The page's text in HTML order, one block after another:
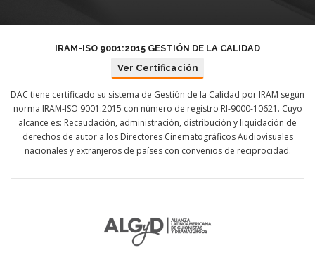
IRAM-ISO 9001:2015 GESTIÓN DE LA CALIDAD
Ver Certificación
DAC tiene certificado su sistema de Gestión de la Calidad por IRAM según
norma IRAM-ISO 9001:2015 con número de registro RI-9000-10621. Cuyo
alcance es: Recaudación, administración, distribución y liquidación de
derechos de autor a los Directores Cinematográficos Audiovisuales
nacionales y extranjeros de países con convenios de reciprocidad.